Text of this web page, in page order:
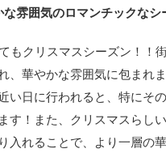
雰囲気のロマンチックなシ
もクリスマスシーズン！！
、華やかな雰囲気に包まれ
い日に行われると、特にそ
す！また、クリスマスらし
入れることで、より一層の